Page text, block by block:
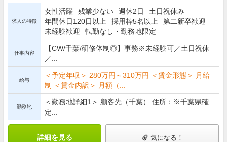
求人の特徴
女性活躍 残業少ない 週休2日
土日祝休み
年間休日120日以上
採用枠5名以上
第二新卒歓迎
未経験歓迎
転勤なし・勤務地限定
仕事内容
【CW/千葉/研修体制◎】事務※未経験可／土日祝休
／...
給与
＜予定年収＞ 280万円～310万円 ＜賃金形態＞ 月給
制 ＜賃金内訳＞ 月額（...
勤務地
＜勤務地詳細1＞ 顧客先（千葉） 住所：※千葉県確
定...
詳細を見る 気になる！